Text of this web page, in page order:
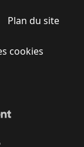
Plan du site
cookies